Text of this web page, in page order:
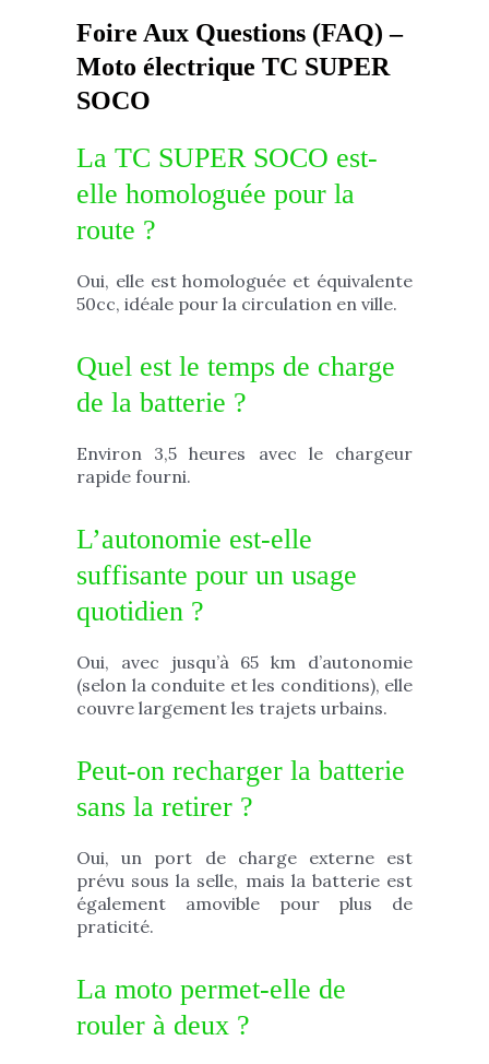
Foire Aux Questions (FAQ) –
Moto électrique TC SUPER
SOCO
La TC SUPER SOCO est-
elle homologuée pour la
route ?
Oui, elle est homologuée et équivalente
50cc, idéale pour la circulation en ville.
Quel est le temps de charge
de la batterie ?
Environ 3,5 heures avec le chargeur
rapide fourni.
L’autonomie est-elle
suffisante pour un usage
quotidien ?
Oui, avec jusqu’à 65 km d’autonomie
(selon la conduite et les conditions), elle
couvre largement les trajets urbains.
Peut-on recharger la batterie
sans la retirer ?
Oui, un port de charge externe est
prévu sous la selle, mais la batterie est
également amovible pour plus de
praticité.
La moto permet-elle de
rouler à deux ?